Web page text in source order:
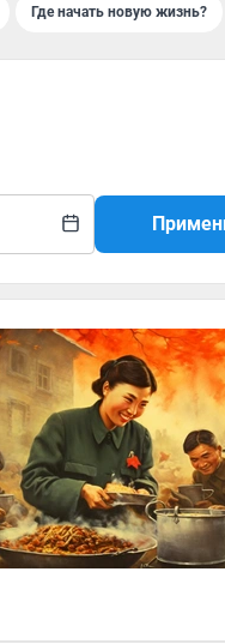
Где начать новую жизнь?